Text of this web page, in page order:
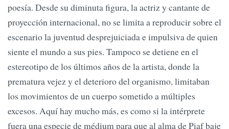
poesía. Desde su diminuta figura, la actriz y cantante de
proyección internacional, no se limita a reproducir sobre el
escenario la juventud desprejuiciada e impulsiva de quien
siente el mundo a sus pies. Tampoco se detiene en el
estereotipo de los últimos años de la artista, donde la
prematura vejez y el deterioro del organismo, limitaban
los movimientos de un cuerpo sometido a múltiples
excesos. Aquí hay mucho más, es como si la intérprete
fuera una especie de médium para que al alma de Piaf baje